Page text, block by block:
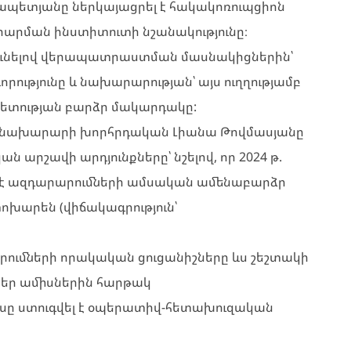
ներկայացրել է հակակոռուպցիոն
ինստիտուտի նշանակությունը։
վերապատրաստման մասնակիցներին՝
և նախարարության՝ այս ուղղությամբ
բարձր մակարդակը:
խորհրդական Լիանա Թովմասյանը
արդյունքները՝ նշելով, որ 2024 թ.
է ազդարարումների ամսական ամենաբարձր
(վիճակագրություն՝
որակական ցուցանիշները ևս շեշտակի
ամիսներին հարթակ
ստուգվել է օպերատիվ-հետախուզական